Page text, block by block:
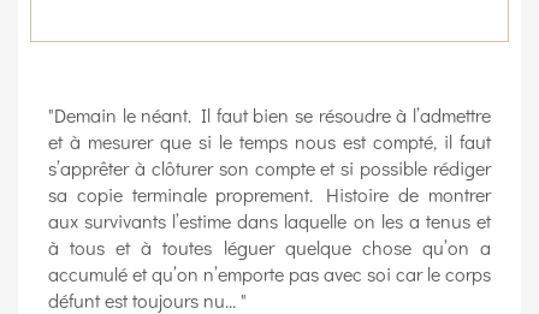
"Demain le néant. Il faut bien se résoudre à l’admettre
et à mesurer que si le temps nous est compté, il faut
s’apprêter à clôturer son compte et si possible rédiger
sa copie terminale proprement. Histoire de montrer
aux survivants l’estime dans laquelle on les a tenus et
à tous et à toutes léguer quelque chose qu’on a
accumulé et qu’on n’emporte pas avec soi car le corps
défunt est toujours nu... "